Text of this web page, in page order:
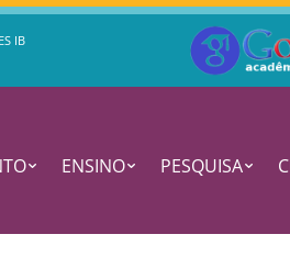
IB
ENSINO PESQUISA